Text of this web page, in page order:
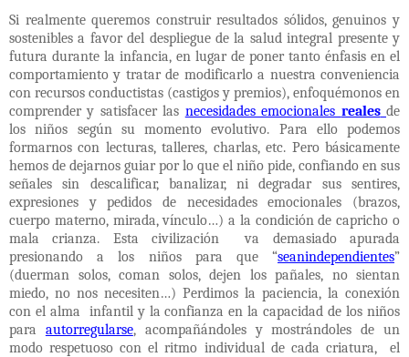
Si realmente queremos construir resultados sólidos, genuinos y
sostenibles a favor del despliegue de la salud integral presente y
futura durante la infancia, en lugar de poner tanto énfasis en el
comportamiento y tratar de modificarlo a nuestra conveniencia
con recursos conductistas (castigos y premios), enfoquémonos en
comprender y satisfacer las necesidades emocionales reales de
los niños según su momento evolutivo. Para ello podemos
formarnos con lecturas, talleres, charlas, etc. Pero básicamente
hemos de dejarnos guiar por lo que el niño pide, confiando en sus
señales sin descalificar, banalizar, ni degradar sus sentires,
expresiones y pedidos de necesidades emocionales (brazos,
cuerpo materno, mirada, vínculo…) a la condición de capricho o
mala crianza. Esta civilización
va demasiado apurada
presionando a los niños para que “seanindependientes”
(duerman solos, coman solos, dejen los pañales, no sientan
miedo, no nos necesiten…) Perdimos la paciencia, la conexión
con el alma
infantil y la confianza en la capacidad de los niños
para autorregularse, acompañándoles y mostrándoles de un
modo respetuoso con el ritmo individual de cada criatura,
el